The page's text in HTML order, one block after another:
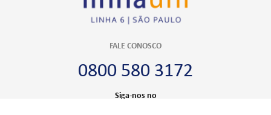
FALE CONOSCO
0800 580 3172
Siga-nos no